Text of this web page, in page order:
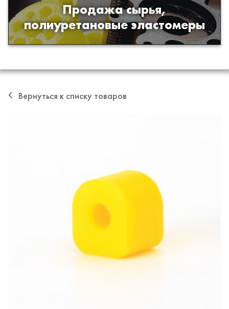
Продажа сырья,
полиуретановые эластомеры
Продажа сырья для производства
изделий из полиуретана
Вернуться к списку товаров